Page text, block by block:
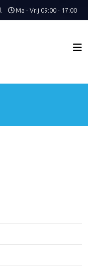
Ma - Vrij 09:00 - 17:00